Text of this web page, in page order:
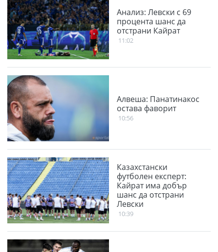
Анализ: Левски с 69
процента шанс да
отстрани Кайрат
11:02
Алвеша: Панатинакос
остава фаворит
10:56
Казахстански
футболен експерт:
Кайрат има добър
шанс да отстрани
Левски
10:39